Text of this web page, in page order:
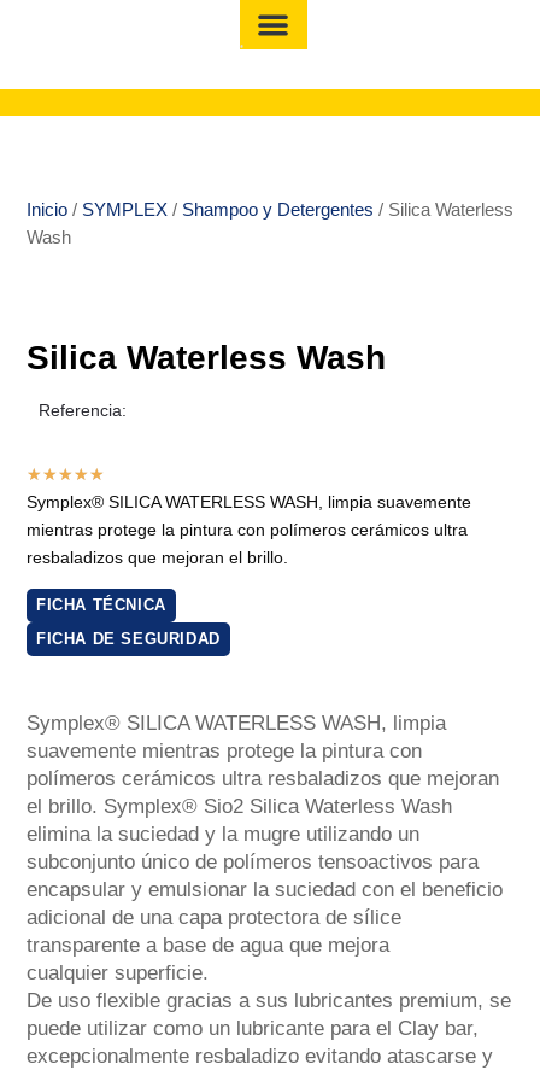
Inicio / SYMPLEX / Shampoo y Detergentes / Silica Waterless
Wash
Silica Waterless Wash
Referencia:
★★★★★
Symplex® SILICA WATERLESS WASH, limpia suavemente
mientras protege la pintura con polímeros cerámicos ultra
resbaladizos que mejoran el brillo.
FICHA TÉCNICA
FICHA DE SEGURIDAD
Symplex® SILICA WATERLESS WASH, limpia
suavemente mientras protege la pintura con
polímeros cerámicos ultra resbaladizos que mejoran
el brillo. Symplex® Sio2 Silica Waterless Wash
elimina la suciedad y la mugre utilizando un
subconjunto único de polímeros tensoactivos para
encapsular y emulsionar la suciedad con el beneficio
adicional de una capa protectora de sílice
transparente a base de agua que mejora
cualquier superficie.
De uso flexible gracias a sus lubricantes premium, se
puede utilizar como un lubricante para el Clay bar,
excepcionalmente resbaladizo evitando atascarse y